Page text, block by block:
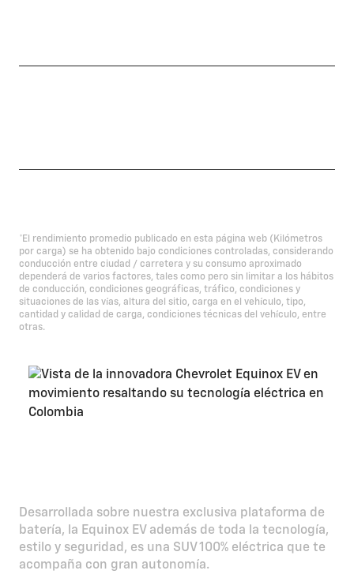
*El rendimiento promedio publicado en esta página web (Kilómetros
por carga) se ha obtenido bajo condiciones controladas, considerando
conducción entre ciudad / carretera y su consumo aproximado
dependerá de varios factores, tales como pero sin limitar a los hábitos
de conducción, condiciones geográficas, tráfico, condiciones y
situaciones de las vías, altura del sitio, carga en el vehículo, tipo,
cantidad y calidad de carga, condiciones técnicas del vehículo, entre
otras.
Desarrollada sobre nuestra exclusiva plataforma de
batería, la Equinox EV además de toda la tecnología,
estilo y seguridad, es una SUV 100% eléctrica que te
acompaña con gran autonomía.